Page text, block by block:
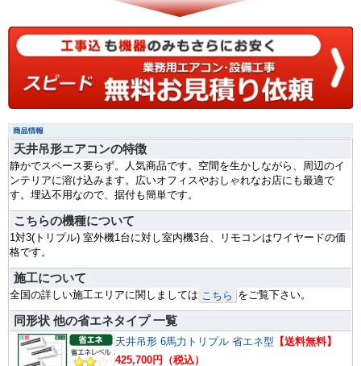
天井吊形エアコンの特徴
静かでスペース要らず。人気商品です。空間を生かしながら、周辺のイ
ンテリアに溶け込みます。広いオフィスやおしゃれなお店にも最適で
す。埋込不用なので、据付も簡単です。
こちらの機種について
1対3(トリプル) 室外機1台に対し室内機3台、リモコンはワイヤードの価
格です。
施工について
全国の詳しい施工エリアに関しましては こちら をご覧下さい。
同形状 他の省エネタイプ 一覧
天井吊形 6馬力トリプル 省エネ型 【送料無料】
425,700円（税込）